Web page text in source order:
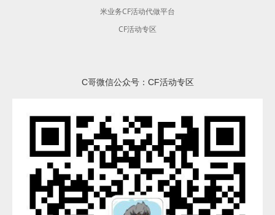
米业务CF活动代做平台
CF活动专区
C哥微信公众号：CF活动专区